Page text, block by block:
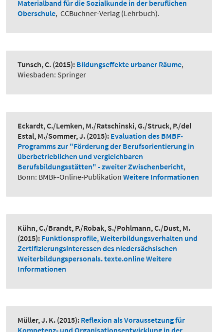
Materialband für die Sozialkunde in der beruflichen
Oberschule, CCBuchner-Verlag (Lehrbuch).
Tunsch, C. (2015): Bildungseffekte urbaner Räume,
Wiesbaden: Springer
Eckardt, C./Lemken, M./Ratschinski, G./Struck, P./del
Estal, M./Sommer, J. (2015): Evaluation des BMBF-
Programms zur "Förderung der Berufsorientierung in
überbetrieblichen und vergleichbaren
Berufsbildungsstätten" - zweiter Zwischenbericht,
Bonn: BMBF-Online-Publikation Weitere Informationen
Kühn, C./Brandt, P./Robak, S./Pohlmann, C./Dust, M.
(2015): Funktionsprofile, Weiterbildungsverhalten und
Zertifizierungsinteressen des niedersächsischen
Weiterbildungspersonals. texte.onlineWeitere
Informationen
Müller, J. K. (2015): Reflexion als Voraussetzung für